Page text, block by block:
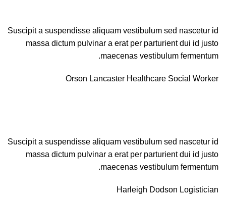
Suscipit a suspendisse aliquam vestibulum sed nascetur id
massa dictum pulvinar a erat per parturient dui id justo
maecenas vestibulum fermentum.
Orson Lancaster Healthcare Social Worker
Suscipit a suspendisse aliquam vestibulum sed nascetur id
massa dictum pulvinar a erat per parturient dui id justo
maecenas vestibulum fermentum.
Harleigh Dodson Logistician